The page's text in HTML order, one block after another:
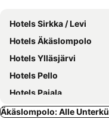
Hotels Sirkka / Levi
Hotels Äkäslompolo
Hotels Ylläsjärvi
Hotels Pello
Hotels Pajala
Äkäslompolo: Alle